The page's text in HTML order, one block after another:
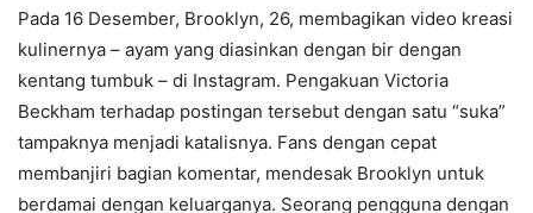
Pada 16 Desember, Brooklyn, 26, membagikan video kreasi
kulinernya – ayam yang diasinkan dengan bir dengan
kentang tumbuk – di Instagram. Pengakuan Victoria
Beckham terhadap postingan tersebut dengan satu “suka”
tampaknya menjadi katalisnya. Fans dengan cepat
membanjiri bagian komentar, mendesak Brooklyn untuk
berdamai dengan keluarganya. Seorang pengguna dengan